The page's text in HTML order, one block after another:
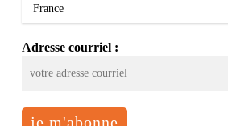
Adresse courriel :